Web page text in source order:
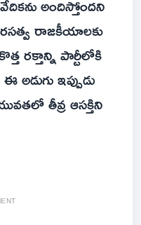
అందిస్తోందని
రాజకీయాలకు
రక్తాన్ని పార్టీలోకి
ఇప్పుడు
తీవ్ర ఆసక్తిని